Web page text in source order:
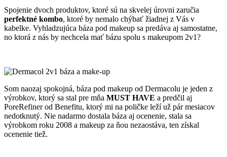
Spojenie dvoch produktov, ktoré sú na skvelej úrovni zaručia
perfektné kombo, ktoré by nemalo chýbať žiadnej z Vás v
kabelke. Vyhladzujúca báza pod makeup sa predáva aj samostatne,
no ktorá z nás by nechcela mať bázu spolu s makeupom 2v1?
Som naozaj spokojná, báza pod makeup od Dermacolu je jeden z
výrobkov, ktorý sa stal pre mňa MUST HAVE a predčil aj
PoreRefiner od Benefitu, ktorý mi na poličke leží už pár mesiacov
nedotknutý. Nie nadarmo dostala báza aj ocenenie, stala sa
výrobkom roku 2008 a makeup za ňou nezaostáva, ten získal
ocenenie tiež.